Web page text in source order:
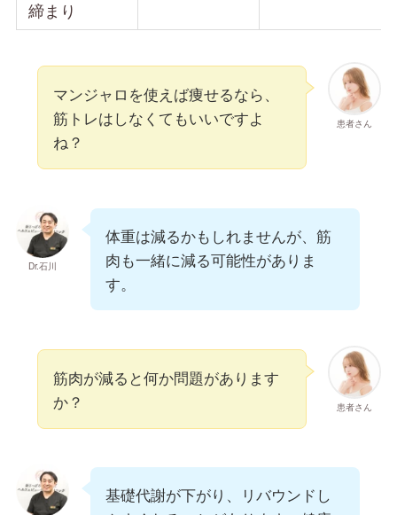
締まり
患者さん
マンジャロを使えば痩せるなら、
筋トレはしなくてもいいですよ
ね？
Dr.石川
体重は減るかもしれませんが、筋
肉も一緒に減る可能性がありま
す。
患者さん
筋肉が減ると何か問題があります
か？
基礎代謝が下がり、リバウンドし